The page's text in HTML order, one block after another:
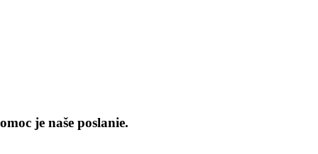
je naše poslanie.